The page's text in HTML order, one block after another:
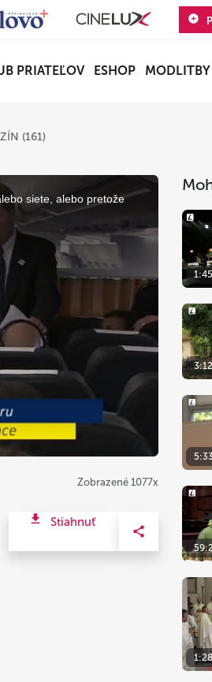
PRIATEĽOV ESHOP MODLITBY
(161)
siete, alebo pretože
Zobrazené 1077x
Stiahnuť
3:12